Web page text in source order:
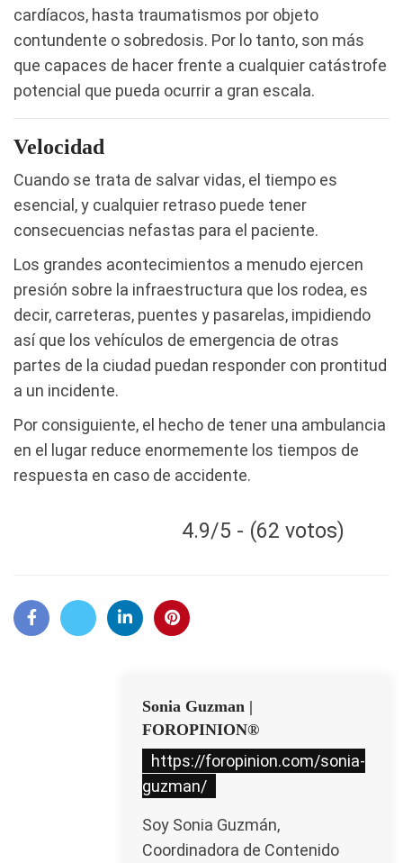
cardíacos, hasta traumatismos por objeto
contundente o sobredosis. Por lo tanto, son más
que capaces de hacer frente a cualquier catástrofe
potencial que pueda ocurrir a gran escala.
Velocidad
Cuando se trata de salvar vidas, el tiempo es
esencial, y cualquier retraso puede tener
consecuencias nefastas para el paciente.
Los grandes acontecimientos a menudo ejercen
presión sobre la infraestructura que los rodea, es
decir, carreteras, puentes y pasarelas, impidiendo
así que los vehículos de emergencia de otras
partes de la ciudad puedan responder con prontitud
a un incidente.
Por consiguiente, el hecho de tener una ambulancia
en el lugar reduce enormemente los tiempos de
respuesta en caso de accidente.
4.9/5 - (62 votos)
Sonia Guzman |
FOROPINION®
https://foropinion.com/sonia-
guzman/
Soy Sonia Guzmán,
Coordinadora de Contenido